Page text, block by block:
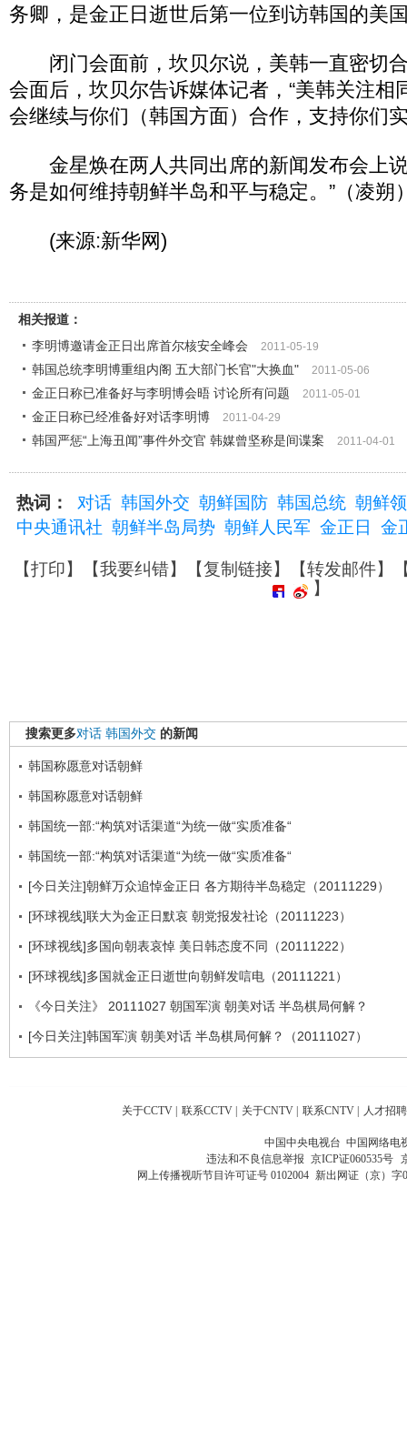
务卿，是金正日逝世后第一位到访韩国的美
闭门会面前，坎贝尔说，美韩一直密切
会面后，坎贝尔告诉媒体记者，“美韩关注相
会继续与你们（韩国方面）合作，支持你们
金星焕在两人共同出席的新闻发布会上说
务是如何维持朝鲜半岛和平与稳定。”（凌朔
(来源:新华网)
相关报道：
李明博邀请金正日出席首尔核安全峰会
2011-05-19
韩国总统李明博重组内阁 五大部门长官"大换血" 2011-05-06
金正日称已准备好与李明博会晤 讨论所有问题 2011-05-01
金正日称已经准备好对话李明博 2011-04-29
韩国严惩“上海丑闻”事件外交官 韩媒曾坚称是间谍案 2011-04-01
热词： 对话 韩国外交 朝鲜国防 韩国总统 朝鲜
中央通讯社 朝鲜半岛局势 朝鲜人民军 金正日 金
【打印】【我要纠错】【复制链接】【转发邮件】
】
搜索更多对话 韩国外交 的新闻
韩国称愿意对话朝鲜
韩国称愿意对话朝鲜
韩国统一部:“构筑对话渠道“为统一做“实质准备“
韩国统一部:“构筑对话渠道“为统一做“实质准备“
[今日关注]朝鲜万众追悼金正日 各方期待半岛稳定（20111229）
[环球视线]联大为金正日默哀 朝党报发社论（20111223）
[环球视线]多国向朝表哀悼 美日韩态度不同（20111222）
[环球视线]多国就金正日逝世向朝鲜发唁电（20111221）
《今日关注》 20111027 朝国军演 朝美对话 半岛棋局何解？
[今日关注]韩国军演 朝美对话 半岛棋局何解？（20111027）
关于CCTV | 联系CCTV | 关于CNTV | 联系CNTV | 人才招聘
中国中央电视台 中国网络电
违法和不良信息举报 京ICP证060535号
网上传播视听节目许可证号 0102004 新出网证（京）